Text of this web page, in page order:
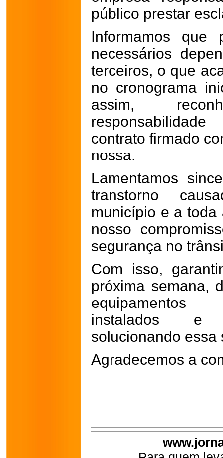
público prestar
Informamos que
necessários
terceiros, o que
no cronograma
assim,
contrato firmado
nossa.
Lamentamos
transtorno
município e a toda
nosso
segurança no
Com isso,
próxima semana,
equipamentos
instalados e
solucionando essa
Agradecemos a